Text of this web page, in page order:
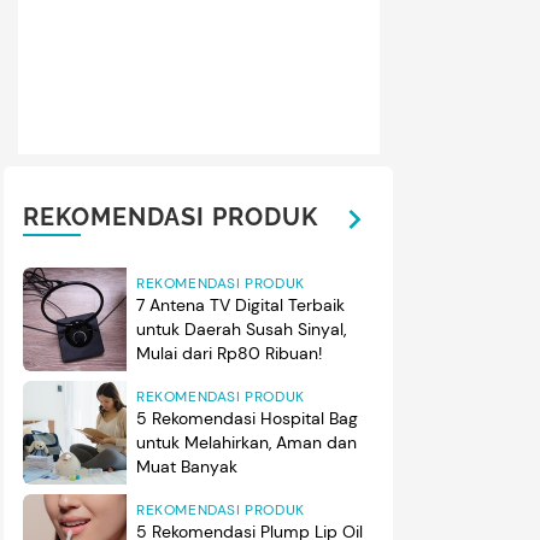
REKOMENDASI PRODUK
REKOMENDASI PRODUK
7 Antena TV Digital Terbaik
untuk Daerah Susah Sinyal,
Mulai dari Rp80 Ribuan!
REKOMENDASI PRODUK
5 Rekomendasi Hospital Bag
untuk Melahirkan, Aman dan
Muat Banyak
REKOMENDASI PRODUK
5 Rekomendasi Plump Lip Oil